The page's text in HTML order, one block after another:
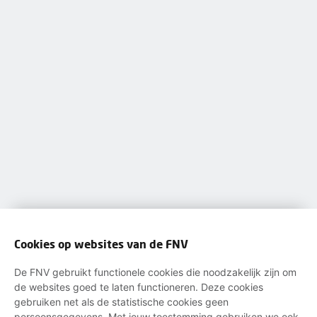
Cookies op websites van de FNV
De FNV gebruikt functionele cookies die noodzakelijk zijn om
de websites goed te laten functioneren. Deze cookies
gebruiken net als de statistische cookies geen